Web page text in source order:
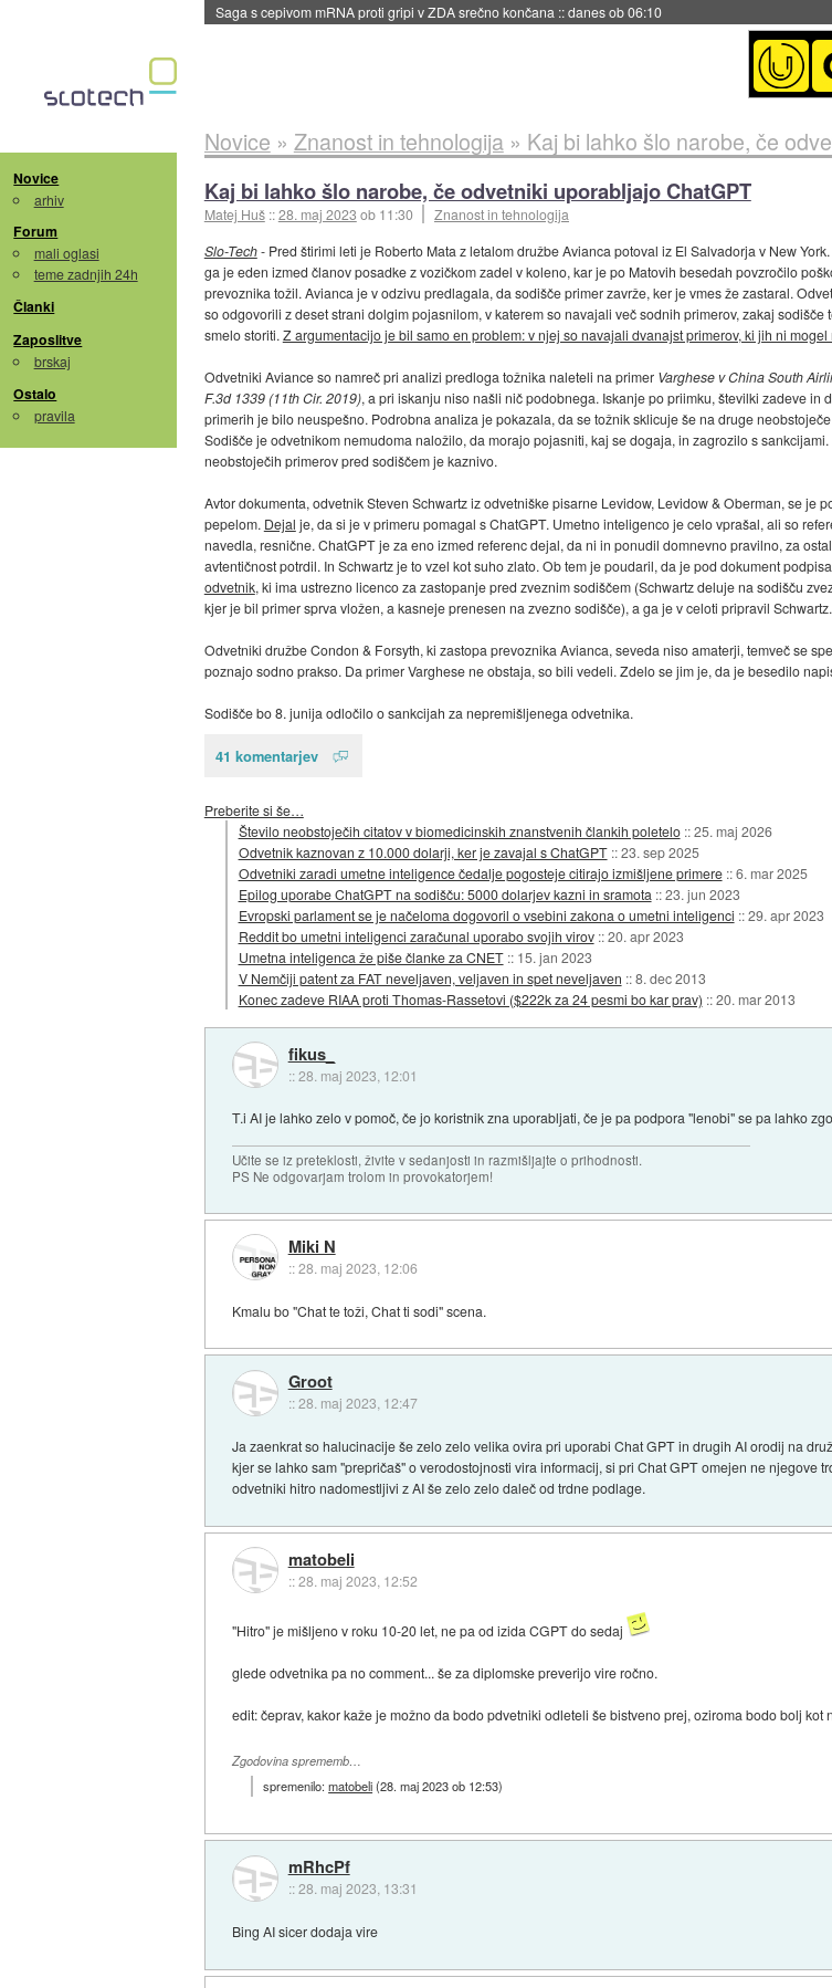
BMW v vozilih začel predvajati reklame::danes ob 06:09
Novice
arhiv
Forum
mali oglasi
teme zadnjih 24h
Članki
Zaposlitve
brskaj
Ostalo
pravila
Novice » Znanost in tehnologija» Kaj bi lahko šlo narobe, če
Kaj bi lahko šlo narobe, če odvetniki uporabljajo ChatGPT
Matej Huš ::28. maj 2023 ob 11:30
Znanost in tehnologija
Slo-Tech- Pred štirimi leti je Roberto Mata z letalom družbe Avianca potoval iz El Salvadorja v New
ga je eden izmed članov posadke z vozičkom zadel v koleno, kar je po Matovih besedah povzročilo
prevoznika tožil. Avianca je v odzivu predlagala, da sodišče primer zavrže, ker je vmes že zastaral.
so odgovorili z deset strani dolgim pojasnilom, v katerem so navajali več sodnih primerov, zakaj sodišče
smelo storiti. Z argumentacijo je bil samo en problem: v njej so navajali dvanajst primerov, ki jih ni mogel
Odvetniki Aviance so namreč pri analizi predloga tožnika naleteli na primer Varghese v China South
F.3d 1339 (11th Cir. 2019), a pri iskanju niso našli nič podobnega. Iskanje po priimku, številki zadeve in
primerih je bilo neuspešno. Podrobna analiza je pokazala, da se tožnik sklicuje še na druge
Sodišče je odvetnikom nemudoma naložilo, da morajo pojasniti, kaj se dogaja, in zagrozilo s
neobstoječih primerov pred sodiščem je kaznivo.
Avtor dokumenta, odvetnik Steven Schwartz iz odvetniške pisarne Levidow, Levidow & Oberman, se je
pepelom. Dejal je, da si je v primeru pomagal s ChatGPT. Umetno inteligenco je celo vprašal, ali so
navedla, resnične. ChatGPT je za eno izmed referenc dejal, da ni in ponudil domnevno pravilno, za
avtentičnost potrdil. In Schwartz je to vzel kot suho zlato. Ob tem je poudaril, da je pod dokument
odvetnik, ki ima ustrezno licenco za zastopanje pred zveznim sodiščem (Schwartz deluje na sodišču
kjer je bil primer sprva vložen, a kasneje prenesen na zvezno sodišče), a ga je v celoti pripravil Schwartz.
Odvetniki družbe Condon & Forsyth, ki zastopa prevoznika Avianca, seveda niso amaterji, temveč se
poznajo sodno prakso. Da primer Varghese ne obstaja, so bili vedeli. Zdelo se jim je, da je besedilo
Sodišče bo 8. junija odločilo o sankcijah za nepremišljenega odvetnika.
41 komentarjev
Preberite si še…
Število neobstoječih citatov v biomedicinskih znanstvenih člankih poletelo ::25. maj 2026
Odvetnik kaznovan z 10.000 dolarji, ker je zavajal s ChatGPT ::23. sep 2025
Odvetniki zaradi umetne inteligence čedalje pogosteje citirajo izmišljene primere ::6. mar 2025
Epilog uporabe ChatGPT na sodišču: 5000 dolarjev kazni in sramota ::23. jun 2023
Evropski parlament se je načeloma dogovoril o vsebini zakona o umetni inteligenci ::29. apr 2023
Reddit bo umetni inteligenci zaračunal uporabo svojih virov ::20. apr 2023
Umetna inteligenca že piše članke za CNET :: 15. jan 2023
V Nemčiji patent za FAT neveljaven, veljaven in spet neveljaven ::8. dec 2013
Konec zadeve RIAA proti Thomas-Rassetovi ($222k za 24 pesmi bo kar prav) ::20. mar 2013
fikus_
::28. maj 2023, 12:01
T.i AI je lahko zelo v pomoč, če jo koristnik zna uporabljati, če je pa podpora "lenobi" se pa lahko
Učite se iz preteklosti, živite v sedanjosti in razmišljajte o prihodnosti.
PS Ne odgovarjam trolom in provokatorjem!
Miki N
::28. maj 2023, 12:06
Kmalu bo "Chat te toži, Chat ti sodi" scena.
Groot
::28. maj 2023, 12:47
Ja zaenkrat so halucinacije še zelo zelo velika ovira pri uporabi Chat GPT in drugih AI orodij na
kjer se lahko sam "prepričaš" o verodostojnosti vira informacij, si pri Chat GPT omejen ne njegove
odvetniki hitro nadomestljivi z AI še zelo zelo daleč od trdne podlage.
matobeli
::28. maj 2023, 12:52
"Hitro" je mišljeno v roku 10-20 let, ne pa od izida CGPT do sedaj
glede odvetnika pa no comment... še za diplomske preverijo vire ročno.
edit: čeprav, kakor kaže je možno da bodo pdvetniki odleteli še bistveno prej, oziroma bodo bolj kot
Zgodovina sprememb…
spremenilo:matobeli(28. maj 2023 ob 12:53)
mRhcPf
::28. maj 2023, 13:31
Bing AI sicer dodaja vire